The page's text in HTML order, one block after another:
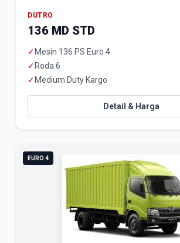
DUTRO
136 MD STD
✓ Mesin 136 PS Euro 4
✓ Roda 6
✓ Medium Duty Kargo
Detail & Harga
EURO 4